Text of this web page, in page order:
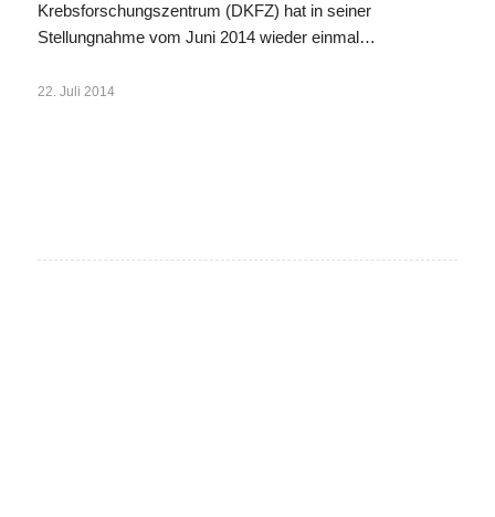
Krebsforschungszentrum (DKFZ) hat in seiner
Stellungnahme vom Juni 2014 wieder einmal…
22. Juli 2014